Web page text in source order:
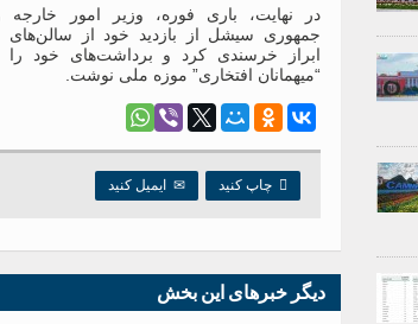
در نهایت، باری فوره، وزیر امور خارجه
جمهوری سیشل از بازدید خود از سالن‌های
ابراز خرسندی کرد و برداشت‌های خود را
“میهمانان افتخاری” موزه ملی نوشت.
 چاپ کنید ✉ ایمیل کنید
دیگر خبرهای این بخش